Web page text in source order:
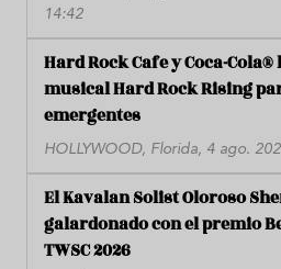
14:42
Hard Rock Cafe y Coca-
musical Hard Rock Rising
emergentes
HOLLYWOOD, Florida, 4 ago.
El Kavalan Solist Oloroso
galardonado con el premio
TWSC 2026